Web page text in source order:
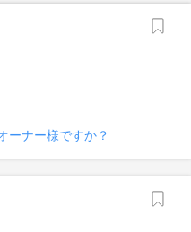
ーナー様ですか？